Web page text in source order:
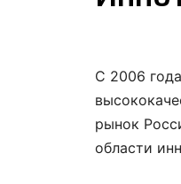
С 2006
рынок
области